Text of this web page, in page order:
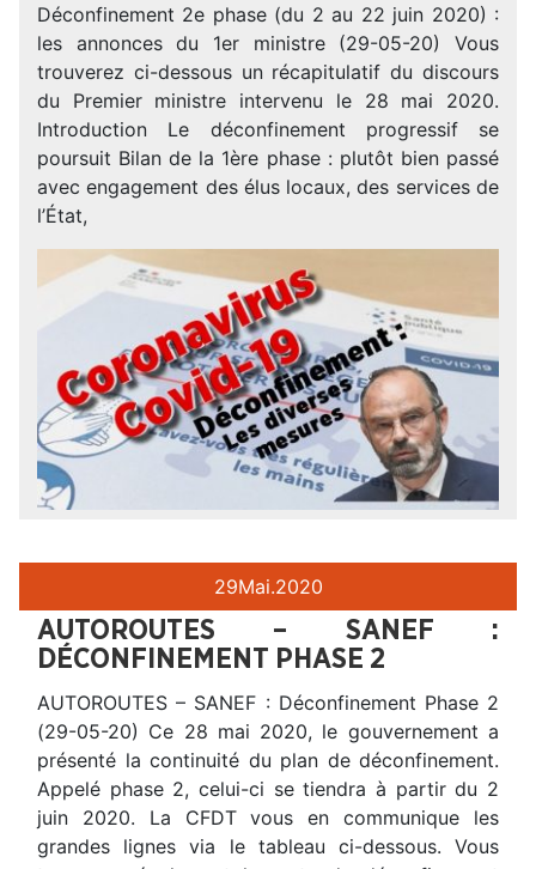
Déconfinement 2e phase (du 2 au 22 juin 2020) :
les annonces du 1er ministre (29-05-20) Vous
trouverez ci-dessous un récapitulatif du discours
du Premier ministre intervenu le 28 mai 2020.
Introduction Le déconfinement progressif se
poursuit Bilan de la 1ère phase : plutôt bien passé
avec engagement des élus locaux, des services de
l’État,
29Mai.2020
AUTOROUTES – SANEF :
DÉCONFINEMENT PHASE 2
AUTOROUTES – SANEF : Déconfinement Phase 2
(29-05-20) Ce 28 mai 2020, le gouvernement a
présenté la continuité du plan de déconfinement.
Appelé phase 2, celui-ci se tiendra à partir du 2
juin 2020. La CFDT vous en communique les
grandes lignes via le tableau ci-dessous. Vous